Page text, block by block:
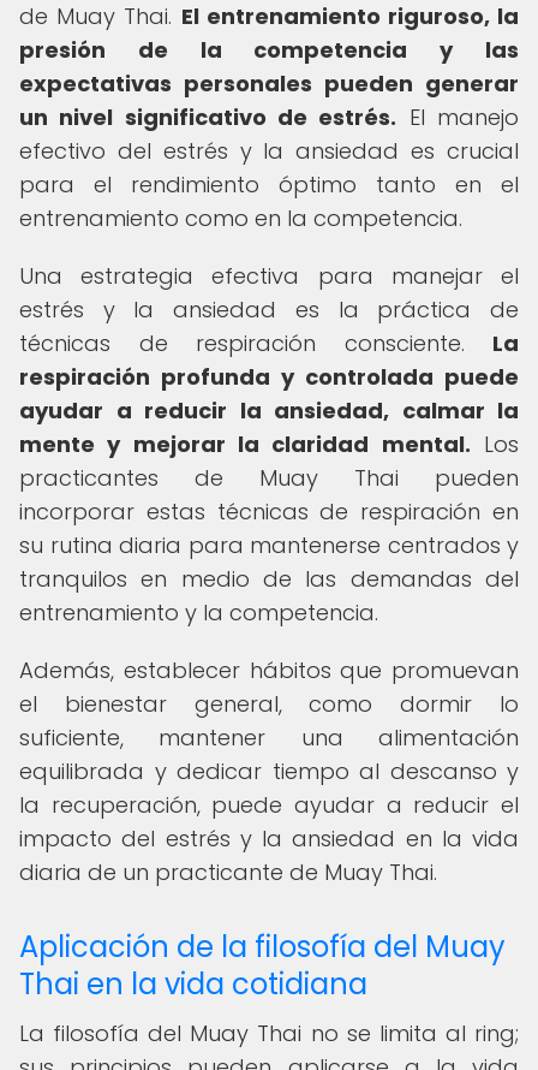
de Muay Thai. El entrenamiento riguroso, la
presión de la competencia y las
expectativas personales pueden generar
un nivel significativo de estrés. El manejo
efectivo del estrés y la ansiedad es crucial
para el rendimiento óptimo tanto en el
entrenamiento como en la competencia.
Una estrategia efectiva para manejar el
estrés y la ansiedad es la práctica de
técnicas de respiración consciente. La
respiración profunda y controlada puede
ayudar a reducir la ansiedad, calmar la
mente y mejorar la claridad mental. Los
practicantes de Muay Thai pueden
incorporar estas técnicas de respiración en
su rutina diaria para mantenerse centrados y
tranquilos en medio de las demandas del
entrenamiento y la competencia.
Además, establecer hábitos que promuevan
el bienestar general, como dormir lo
suficiente, mantener una alimentación
equilibrada y dedicar tiempo al descanso y
la recuperación, puede ayudar a reducir el
impacto del estrés y la ansiedad en la vida
diaria de un practicante de Muay Thai.
Aplicación de la filosofía del Muay
Thai en la vida cotidiana
La filosofía del Muay Thai no se limita al ring;